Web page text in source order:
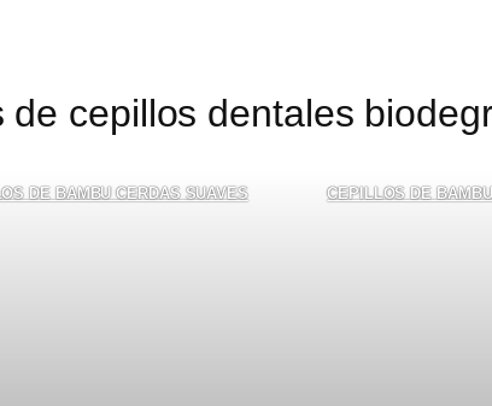
de cepillos dentales
DE BAMBU CERDAS SUAVES CEPILLOS DE